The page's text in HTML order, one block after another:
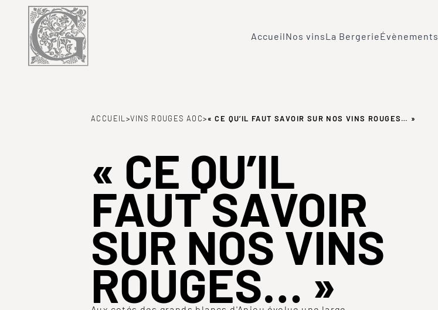
AccueilNos vinsLa BergerieÉvènements
ACCUEIL >VINS ROUGES AOC>« CE QU’IL FAUT SAVOIR SUR NOS VINS ROUGES… »
« CE QU’IL
FAUT SAVOIR
SUR NOS VINS
ROUGES… »